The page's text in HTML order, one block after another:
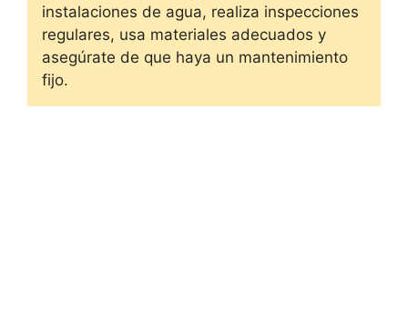
instalaciones de agua, realiza inspecciones
regulares, usa materiales adecuados y
asegúrate de que haya un mantenimiento
fijo.